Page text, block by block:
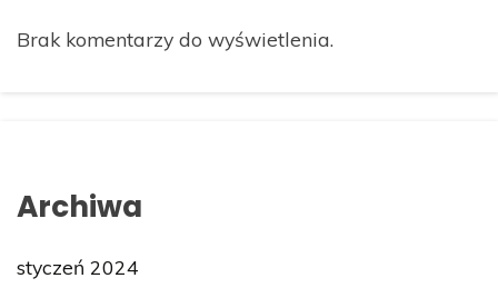
Brak komentarzy do wyświetlenia.
Archiwa
styczeń 2024